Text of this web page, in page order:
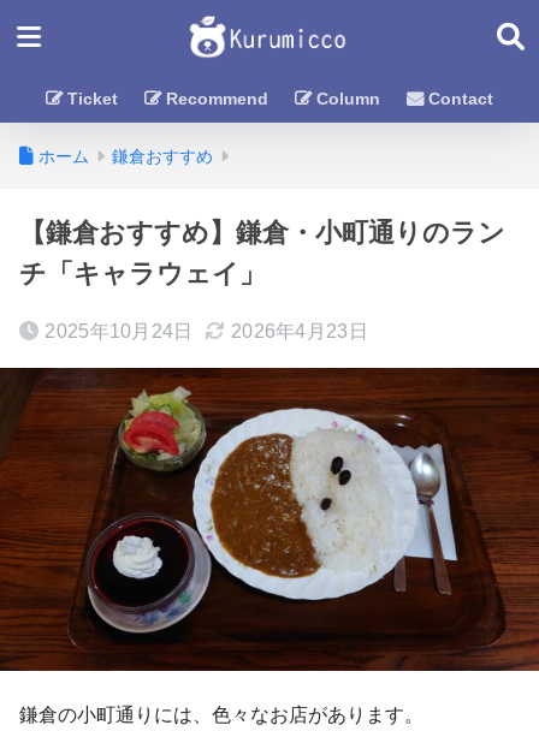
Ticket Recommend Column Contact
ホーム 鎌倉おすすめ
【鎌倉おすすめ】鎌倉・小町通りのラン
チ「キャラウェイ」
2025年10月24日 2026年4月23日
鎌倉の小町通りには、色々なお店があります。